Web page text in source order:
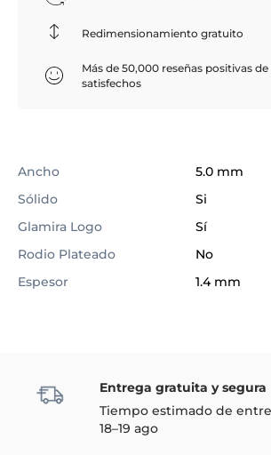
Redimensionamiento gratuito
Más de 50,000 reseñas positivas
satisfechos
Ancho
5.0 mm
Sólido
Si
Glamira Logo
Sí
Rodio Plateado
No
Espesor
1.4 mm
Entrega gratuita y segura
Tiempo estimado de
18–19 ago